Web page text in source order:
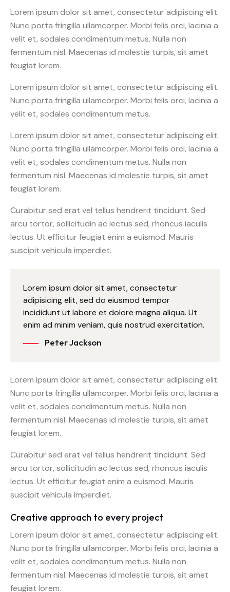
Lorem ipsum dolor sit amet, consectetur adipiscing elit.
Nunc porta fringilla ullamcorper. Morbi felis orci, lacinia a
velit et, sodales condimentum metus. Nulla non
fermentum nisl. Maecenas id molestie turpis, sit amet
feugiat lorem.
Lorem ipsum dolor sit amet, consectetur adipiscing elit.
Nunc porta fringilla ullamcorper. Morbi felis orci, lacinia a
velit et, sodales condimentum metus.
Lorem ipsum dolor sit amet, consectetur adipiscing elit.
Nunc porta fringilla ullamcorper. Morbi felis orci, lacinia a
velit et, sodales condimentum metus. Nulla non
fermentum nisl. Maecenas id molestie turpis, sit amet
feugiat lorem.
Curabitur sed erat vel tellus hendrerit tincidunt. Sed
arcu tortor, sollicitudin ac lectus sed, rhoncus iaculis
lectus. Ut efficitur feugiat enim a euismod. Mauris
suscipit vehicula imperdiet.
Lorem ipsum dolor sit amet, consectetur
adipisicing elit, sed do eiusmod tempor
incididunt ut labore et dolore magna aliqua. Ut
enim ad minim veniam, quis nostrud exercitation.
Peter Jackson
Lorem ipsum dolor sit amet, consectetur adipiscing elit.
Nunc porta fringilla ullamcorper. Morbi felis orci, lacinia a
velit et, sodales condimentum metus. Nulla non
fermentum nisl. Maecenas id molestie turpis, sit amet
feugiat lorem.
Curabitur sed erat vel tellus hendrerit tincidunt. Sed
arcu tortor, sollicitudin ac lectus sed, rhoncus iaculis
lectus. Ut efficitur feugiat enim a euismod. Mauris
suscipit vehicula imperdiet.
Creative approach to every project
Lorem ipsum dolor sit amet, consectetur adipiscing elit.
Nunc porta fringilla ullamcorper. Morbi felis orci, lacinia a
velit et, sodales condimentum metus. Nulla non
fermentum nisl. Maecenas id molestie turpis, sit amet
feugiat lorem.